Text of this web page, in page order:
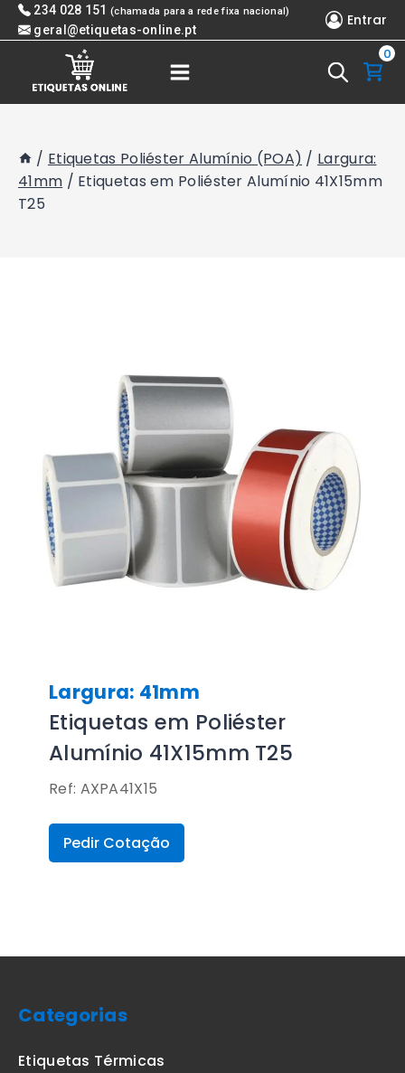
Skip 234 028 151 (chamada para a rede fixa nacional)
geral@etiquetas-online.pt
Entrar
0
/ Etiquetas Poliéster Alumínio (POA) / Largura:
41mm / Etiquetas em Poliéster Alumínio 41X15mm
T25
Largura: 41mm
Etiquetas em Poliéster
Alumínio 41X15mm T25
Ref: AXPA41X15
Pedir Cotação
Categorias
Etiquetas Térmicas